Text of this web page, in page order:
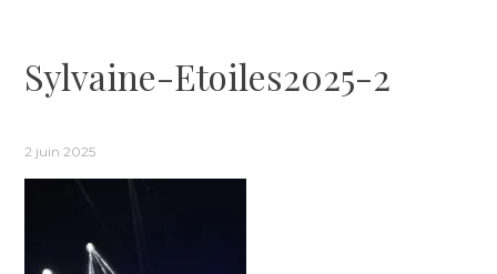
Sylvaine-Etoiles2025-2
2 juin 2025